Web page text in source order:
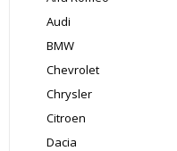
Audi
BMW
Chevrolet
Chrysler
Citroen
Dacia